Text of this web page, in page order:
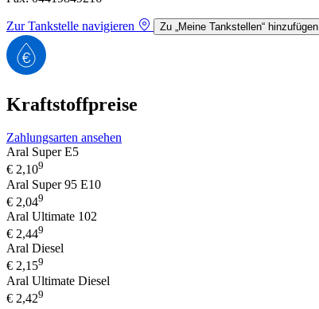
Zur Tankstelle navigieren Zu „Meine Tankstellen“ hinzufügen
Kraftstoffpreise
Zahlungsarten ansehen
Aral Super E5
€ 2,109
Aral Super 95 E10
€ 2,049
Aral Ultimate 102
€ 2,449
Aral Diesel
€ 2,159
Aral Ultimate Diesel
€ 2,429